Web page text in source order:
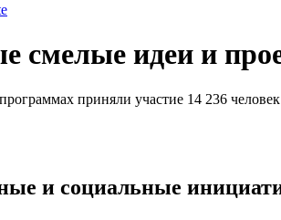
смелые идеи и
приняли участие 14 236 человек
и социальные